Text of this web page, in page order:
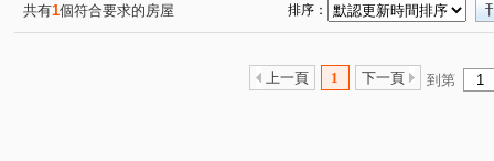
共有1個符合要求的房屋 排序：
上一頁 1 下一頁 到第